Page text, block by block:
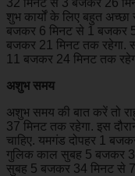
32 मिनट से 3 बजकर 26
शुभ कार्यों के लिए बहुत
बजकर 6 मिनट से 1 बजकर
बजकर 21 मिनट तक रहेगा.
11 बजकर 24 मिनट तक
अशुभ समय
अशुभ समय की बात करें तो
37 मिनट तक रहेगा. इस
चाहिए. यमगंड दोपहर 1
गुलिक काल सुबह 5 बजकर
सुबह 5 बजकर 34 मिनट से